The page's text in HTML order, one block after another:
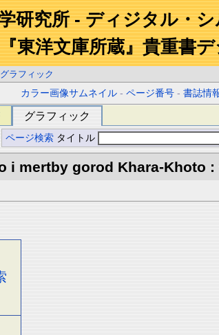
研究所 - ディジタル・
『東洋文庫所蔵』貴重書
グラフィック
カラー画像サムネイル -ページ番号 -書誌情
グラフィック
ページ検索 タイトル
i mertby gorod Khara-Khoto :